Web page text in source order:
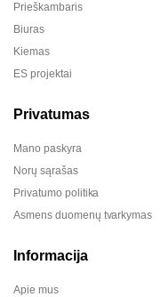
Prieškambaris
Biuras
Kiemas
ES projektai
Privatumas
Mano paskyra
Norų sąrašas
Privatumo politika
Asmens duomenų tvarkymas
Informacija
Apie mus